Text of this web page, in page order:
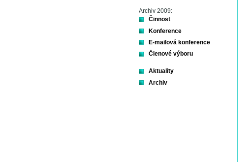
Archiv 2009:
Činnost
Konference
E-mailová konference
Členové výboru
Aktuality
Archiv